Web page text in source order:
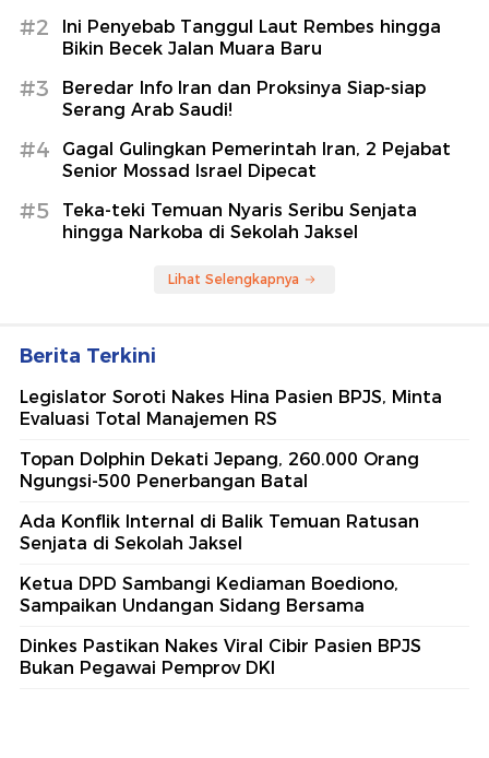
#2
Ini Penyebab Tanggul Laut Rembes hingga
Bikin Becek Jalan Muara Baru
#3
Beredar Info Iran dan Proksinya Siap-siap
Serang Arab Saudi!
#4
Gagal Gulingkan Pemerintah Iran, 2 Pejabat
Senior Mossad Israel Dipecat
#5
Teka-teki Temuan Nyaris Seribu Senjata
hingga Narkoba di Sekolah Jaksel
Lihat Selengkapnya
Berita Terkini
Legislator Soroti Nakes Hina Pasien BPJS, Minta
Evaluasi Total Manajemen RS
Topan Dolphin Dekati Jepang, 260.000 Orang
Ngungsi-500 Penerbangan Batal
Ada Konflik Internal di Balik Temuan Ratusan
Senjata di Sekolah Jaksel
Ketua DPD Sambangi Kediaman Boediono,
Sampaikan Undangan Sidang Bersama
Dinkes Pastikan Nakes Viral Cibir Pasien BPJS
Bukan Pegawai Pemprov DKI